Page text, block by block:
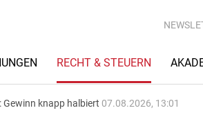
RECHT & STEUERN
Gewinn knapp halbiert 07.08.2026, 13:01